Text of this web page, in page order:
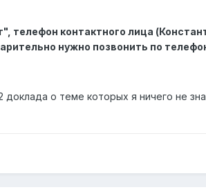
телефон контактного лица
нужно позвонить по
о теме которых я ничего не